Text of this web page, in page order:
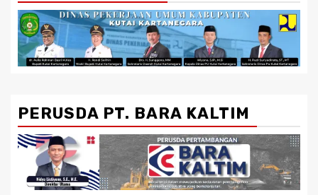
PERUSDA PT. BARA KALTIM